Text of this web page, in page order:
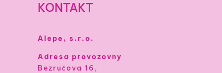
KONTAKT
Alepe, s.r.o.
Adresa provozovny
Bezručova 16,